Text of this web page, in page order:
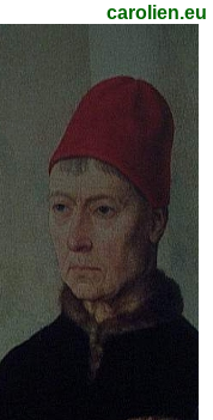
carolien.eu